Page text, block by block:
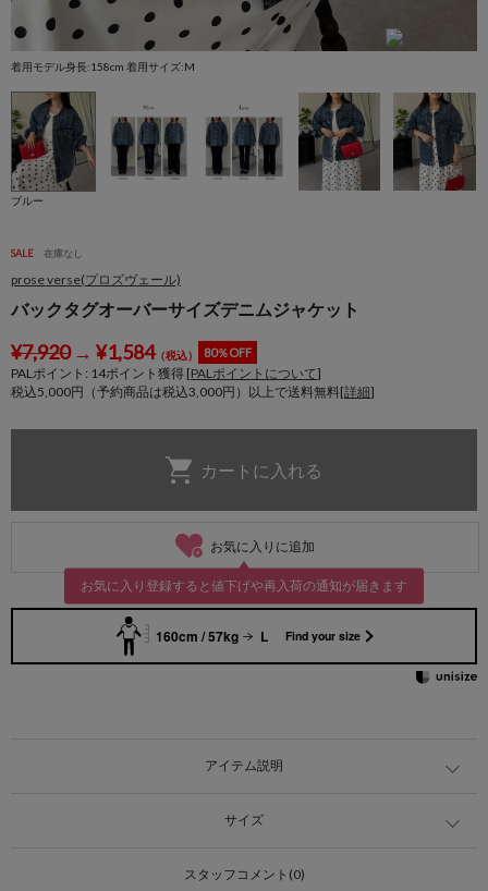
着用モデル身長:158cm 着用サイズ:M
ブルー
SALE 在庫なし
prose verse(プロズヴェール)
バックタグオーバーサイズデニムジャケット
¥7,920→ ¥1,584（税込） 80％OFF
PALポイント: 14ポイント獲得 [PALポイントについて]
税込5,000円（予約商品は税込3,000円）以上で送料無料[詳細]
お気に入りに追加
お気に入り登録すると値下げや再入荷の通知が届きます
160cm / 57kg L Find your size
アイテム説明
サイズ
スタッフコメント(0)